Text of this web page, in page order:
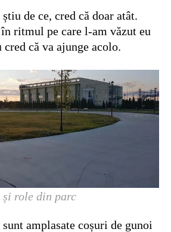
de ce, cred că doar atât.
ritmul pe care l-am văzut eu
cred că va ajunge acolo.
role din parc
amplasate coșuri de gunoi